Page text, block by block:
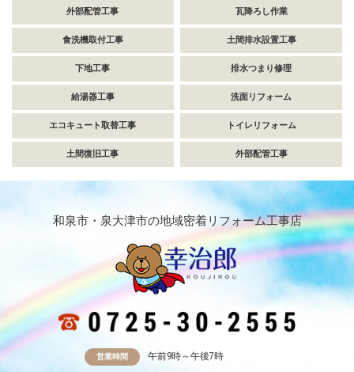
外部配管工事 瓦降ろし作業
食洗機取付工事 土間排水設置工事
下地工事 排水つまり修理
給湯器工事 洗面リフォーム
エコキュート取替工事 トイレリフォーム
土間復旧工事 外部配管工事
和泉市・泉大津市の地域密着リフォーム工事店
営業時間 午前9時～午後7時